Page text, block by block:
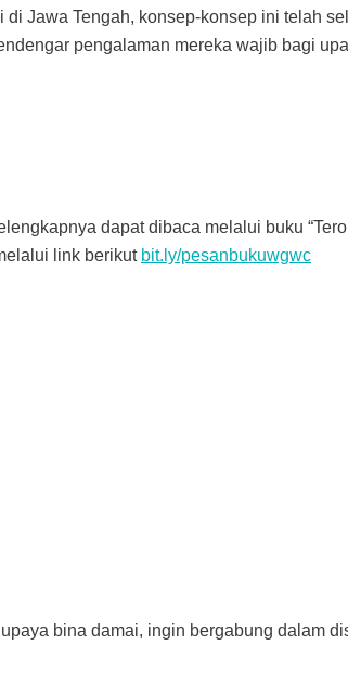
Jawa Tengah, konsep-konsep ini telah
pengalaman mereka wajib bagi
dapat dibaca melalui buku
link berikut bit.ly/pesanbukuwgwc
bina damai, ingin bergabung dalam